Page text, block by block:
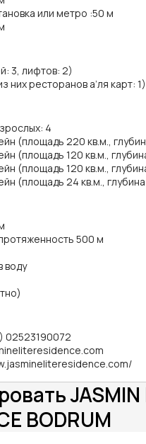
или метро :50 м
3, лифтов: 2)
них ресторанов а’ля карт: 1)
4
(площадь 220 кв.м.,
(площадь 120 кв.м.,
(площадь 120 кв.м.,
(площадь 24 кв.м.,
500 м
воду
02523190072
JASMIN
BODRUM